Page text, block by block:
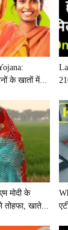
के खातों में...
मोदी के
तोहफा, खाते...